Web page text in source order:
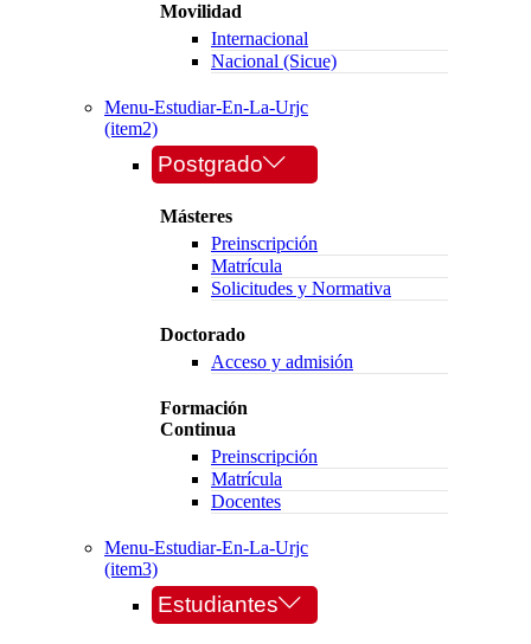
Movilidad
Internacional
Nacional (Sicue)
Menu-Estudiar-En-La-Urjc
(item2)
Postgrado
Másteres
Preinscripción
Matrícula
Solicitudes y Normativa
Doctorado
Acceso y admisión
Formación
Continua
Preinscripción
Matrícula
Docentes
Menu-Estudiar-En-La-Urjc
(item3)
Estudiantes